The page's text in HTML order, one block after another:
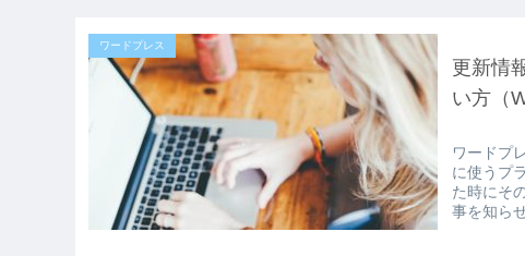
ワードプレス
更新情
い方（
ワードプ
に使うプ
た時にそ
事を知ら